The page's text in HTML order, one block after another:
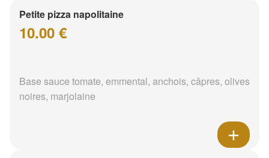
Petite pizza napolitaine
10.00 €
Base sauce tomate, emmental, anchois, câpres, olives
noires, marjolaine